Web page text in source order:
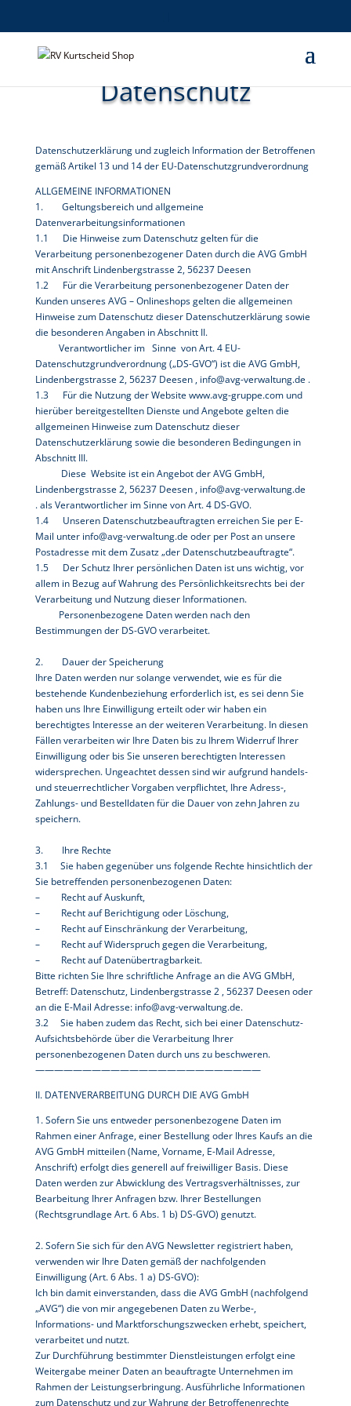
Datenschutz
Datenschutzerklärung und zugleich Information der Betroffenen
gemäß Artikel 13 und 14 der EU-Datenschutzgrundverordnung
ALLGEMEINE INFORMATIONEN
1. Geltungsbereich und allgemeine
Datenverarbeitungsinformationen
1.1 Die Hinweise zum Datenschutz gelten für die
Verarbeitung personenbezogener Daten durch die AVG GmbH
mit Anschrift Lindenbergstrasse 2, 56237 Deesen
1.2 Für die Verarbeitung personenbezogener Daten der
Kunden unseres AVG – Onlineshops gelten die allgemeinen
Hinweise zum Datenschutz dieser Datenschutzerklärung sowie
die besonderen Angaben in Abschnitt II.
Verantwortlicher im Sinne von Art. 4 EU-
Datenschutzgrundverordnung („DS-GVO“) ist die AVG GmbH,
Lindenbergstrasse 2, 56237 Deesen , info@avg-verwaltung.de .
1.3 Für die Nutzung der Website www.avg-gruppe.com und
hierüber bereitgestellten Dienste und Angebote gelten die
allgemeinen Hinweise zum Datenschutz dieser
Datenschutzerklärung sowie die besonderen Bedingungen in
Abschnitt III.
Diese Website ist ein Angebot der AVG GmbH,
Lindenbergstrasse 2, 56237 Deesen , info@avg-verwaltung.de
. als Verantwortlicher im Sinne von Art. 4 DS-GVO.
1.4 Unseren Datenschutzbeauftragten erreichen Sie per E-
Mail unter info@avg-verwaltung.de oder per Post an unsere
Postadresse mit dem Zusatz „der Datenschutzbeauftragte“.
1.5 Der Schutz Ihrer persönlichen Daten ist uns wichtig, vor
allem in Bezug auf Wahrung des Persönlichkeitsrechts bei der
Verarbeitung und Nutzung dieser Informationen.
Personenbezogene Daten werden nach den
Bestimmungen der DS-GVO verarbeitet.
2. Dauer der Speicherung
Ihre Daten werden nur solange verwendet, wie es für die
bestehende Kundenbeziehung erforderlich ist, es sei denn Sie
haben uns Ihre Einwilligung erteilt oder wir haben ein
berechtigtes Interesse an der weiteren Verarbeitung. In diesen
Fällen verarbeiten wir Ihre Daten bis zu Ihrem Widerruf Ihrer
Einwilligung oder bis Sie unseren berechtigten Interessen
widersprechen. Ungeachtet dessen sind wir aufgrund handels-
und steuerrechtlicher Vorgaben verpflichtet, Ihre Adress-,
Zahlungs- und Bestelldaten für die Dauer von zehn Jahren zu
speichern.
3. Ihre Rechte
3.1 Sie haben gegenüber uns folgende Rechte hinsichtlich der
Sie betreffenden personenbezogenen Daten:
– Recht auf Auskunft,
– Recht auf Berichtigung oder Löschung,
– Recht auf Einschränkung der Verarbeitung,
– Recht auf Widerspruch gegen die Verarbeitung,
– Recht auf Datenübertragbarkeit.
Bitte richten Sie Ihre schriftliche Anfrage an die AVG GMbH,
Betreff: Datenschutz, Lindenbergstrasse 2 , 56237 Deesen oder
an die E-Mail Adresse: info@avg-verwaltung.de.
3.2 Sie haben zudem das Recht, sich bei einer Datenschutz-
Aufsichtsbehörde über die Verarbeitung Ihrer
personenbezogenen Daten durch uns zu beschweren.
————————————————————————
II. DATENVERARBEITUNG DURCH DIE AVG GmbH
1. Sofern Sie uns entweder personenbezogene Daten im
Rahmen einer Anfrage, einer Bestellung oder Ihres Kaufs an die
AVG GmbH mitteilen (Name, Vorname, E-Mail Adresse,
Anschrift) erfolgt dies generell auf freiwilliger Basis. Diese
Daten werden zur Abwicklung des Vertragsverhältnisses, zur
Bearbeitung Ihrer Anfragen bzw. Ihrer Bestellungen
(Rechtsgrundlage Art. 6 Abs. 1 b) DS-GVO) genutzt.
2. Sofern Sie sich für den AVG Newsletter registriert haben,
verwenden wir Ihre Daten gemäß der nachfolgenden
Einwilligung (Art. 6 Abs. 1 a) DS-GVO):
Ich bin damit einverstanden, dass die AVG GmbH (nachfolgend
„AVG“) die von mir angegebenen Daten zu Werbe-,
Informations- und Marktforschungszwecken erhebt, speichert,
verarbeitet und nutzt.
Zur Durchführung bestimmter Dienstleistungen erfolgt eine
Weitergabe meiner Daten an beauftragte Unternehmen im
Rahmen der Leistungserbringung. Ausführliche Informationen
zum Datenschutz und zur Wahrung der Betroffenenrechte